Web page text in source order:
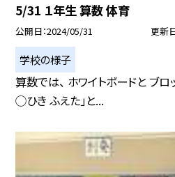
5/31 １年生 算数 体育
公開日 2024/05/31 更新
学校の様子
算数では、 ホワイトボードと ブロ
◯ひき ふえた」と...